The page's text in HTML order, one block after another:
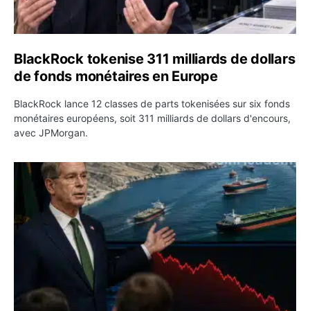
BlackRock tokenise 311 milliards de dollars
de fonds monétaires en Europe
BlackRock lance 12 classes de parts tokenisées sur six fonds
monétaires européens, soit 311 milliards de dollars d'encours,
avec JPMorgan.
Pétrole : le Brent passe sous 80 dollars après